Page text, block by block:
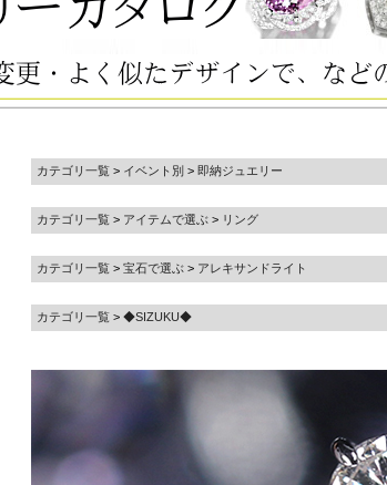
カテゴリ一覧 > イベント別 > 即納ジュエリー
カテゴリ一覧 > アイテムで選ぶ > リング
カテゴリ一覧 > 宝石で選ぶ > アレキサンドライト
カテゴリ一覧 > ◆SIZUKU◆